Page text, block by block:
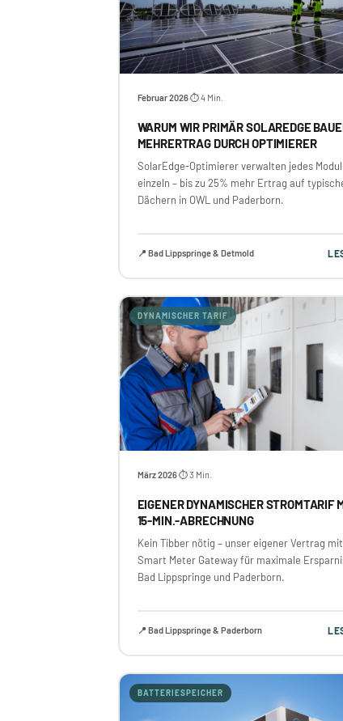
Februar 2026·⏱ 4 Min.
WARUM WIR PRIMÄR SOLAREDGE
MEHRERTRAG DURCH OPTIMIERER
SolarEdge-Optimierer verwalten jedes Modul
einzeln – bis zu 25% mehr Ertrag auf
Dächern in OWL und Paderborn.
📍 Bad Lippspringe & Detmold
DYNAMISCHER TARIF
März 2026·⏱ 3 Min.
EIGENER DYNAMISCHER STROMTARIF
15-MIN.-ABRECHNUNG
Kein Tibber nötig – unser eigener Vertrag mit
Smart Meter Gateway für maximale
Bad Lippspringe und Paderborn.
📍 Bad Lippspringe & Paderborn
BATTERIESPEICHER